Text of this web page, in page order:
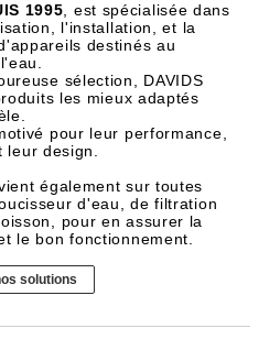
1995 , est spécialisée dans
l'installation, et la
destinés au
sélection, DAVIDS
les mieux adaptés
pour leur performance,
design.
également sur toutes
d'eau, de filtration
pour en assurer la
le bon fonctionnement.
solutions